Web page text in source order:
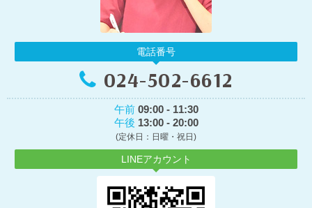
電話番号
024-502-6612
午前 09:00 - 11:30
午後 13:00 - 20:00
(定休日：日曜・祝日)
LINEアカウント